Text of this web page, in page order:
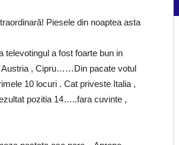
Piesele din noaptea asta
a fost foarte bun in
Austria , Cipru……Din pacate votul
10 locuri . Cat priveste Italia ,
pozitia 14…..fara cuvinte ,